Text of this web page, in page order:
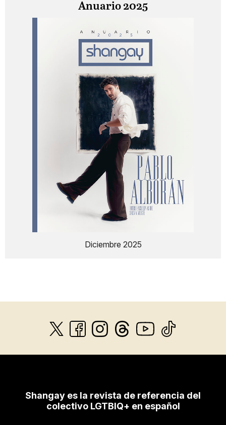
Anuario 2025
Diciembre 2025
Shangay es la revista de referencia del
colectivo LGTBIQ+ en español